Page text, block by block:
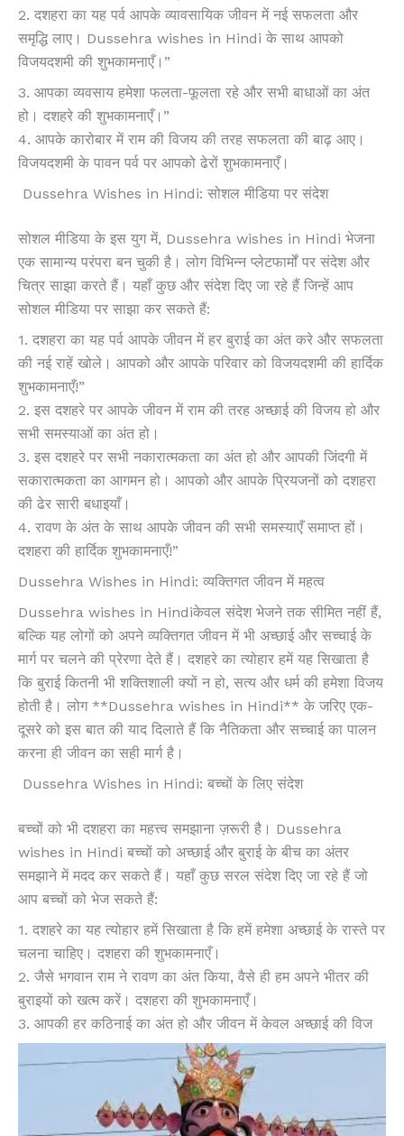
2. दशहरा का यह पर्व आपके व्यावसायिक जीवन में नई सफलता और
समृद्धि लाए। Dussehra wishes in Hindi के साथ आपको
विजयदशमी की शुभकामनाएँ।”
3. आपका व्यवसाय हमेशा फलता-फूलता रहे और सभी बाधाओं का अंत
हो। दशहरे की शुभकामनाएँ।”
4. आपके कारोबार में राम की विजय की तरह सफलता की बाढ़ आए।
विजयदशमी के पावन पर्व पर आपको ढेरों शुभकामनाएँ।
Dussehra Wishes in Hindi: सोशल मीडिया पर संदेश
सोशल मीडिया के इस युग में, Dussehra wishes in Hindi भेजना
एक सामान्य परंपरा बन चुकी है। लोग विभिन्न प्लेटफार्मों पर संदेश और
चित्र साझा करते हैं। यहाँ कुछ और संदेश दिए जा रहे हैं जिन्हें आप
सोशल मीडिया पर साझा कर सकते हैं:
1. दशहरा का यह पर्व आपके जीवन में हर बुराई का अंत करे और सफलता
की नई राहें खोले। आपको और आपके परिवार को विजयदशमी की हार्दिक
शुभकामनाएँ!”
2. इस दशहरे पर आपके जीवन में राम की तरह अच्छाई की विजय हो और
सभी समस्याओं का अंत हो।
3. इस दशहरे पर सभी नकारात्मकता का अंत हो और आपकी जिंदगी में
सकारात्मकता का आगमन हो। आपको और आपके प्रियजनों को दशहरा
की ढेर सारी बधाइयाँ।
4. रावण के अंत के साथ आपके जीवन की सभी समस्याएँ समाप्त हों।
दशहरा की हार्दिक शुभकामनाएँ!”
Dussehra Wishes in Hindi: व्यक्तिगत जीवन में महत्व
Dussehra wishes in Hindiकेवल संदेश भेजने तक सीमित नहीं हैं,
बल्कि यह लोगों को अपने व्यक्तिगत जीवन में भी अच्छाई और सच्चाई के
मार्ग पर चलने की प्रेरणा देते हैं। दशहरे का त्योहार हमें यह सिखाता है
कि बुराई कितनी भी शक्तिशाली क्यों न हो, सत्य और धर्म की हमेशा विजय
होती है। लोग **Dussehra wishes in Hindi** के जरिए एक-
दूसरे को इस बात की याद दिलाते हैं कि नैतिकता और सच्चाई का पालन
करना ही जीवन का सही मार्ग है।
Dussehra Wishes in Hindi: बच्चों के लिए संदेश
बच्चों को भी दशहरा का महत्त्व समझाना ज़रूरी है। Dussehra
wishes in Hindi बच्चों को अच्छाई और बुराई के बीच का अंतर
समझाने में मदद कर सकते हैं। यहाँ कुछ सरल संदेश दिए जा रहे हैं जो
आप बच्चों को भेज सकते हैं:
1. दशहरे का यह त्योहार हमें सिखाता है कि हमें हमेशा अच्छाई के रास्ते पर
चलना चाहिए। दशहरा की शुभकामनाएँ।
2. जैसे भगवान राम ने रावण का अंत किया, वैसे ही हम अपने भीतर की
बुराइयों को खत्म करें। दशहरा की शुभकामनाएँ।
3. आपकी हर कठिनाई का अंत हो और जीवन में केवल अच्छाई की विज